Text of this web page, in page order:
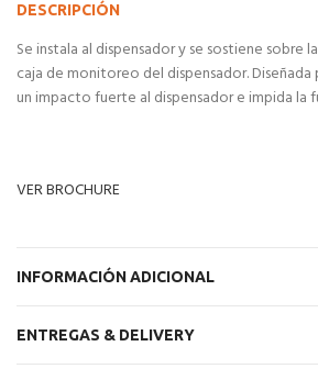
DESCRIPCIÓN
Se instala al dispensador y se sostiene sobre
caja de monitoreo del dispensador. Diseñada
un impacto fuerte al dispensador e impida la
VER BROCHURE
INFORMACIÓN ADICIONAL
ENTREGAS & DELIVERY